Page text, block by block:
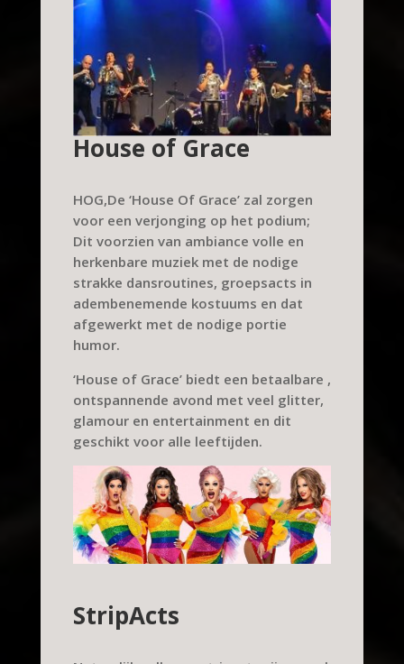
House of Grace
HOG,De ‘House Of Grace’ zal zorgen
voor een verjonging op het podium;
Dit voorzien van ambiance volle en
herkenbare muziek met de nodige
strakke dansroutines, groepsacts in
adembenemende kostuums en dat
afgewerkt met de nodige portie
humor.
‘House of Grace’ biedt een betaalbare ,
ontspannende avond met veel glitter,
glamour en entertainment en dit
geschikt voor alle leeftijden.
StripActs